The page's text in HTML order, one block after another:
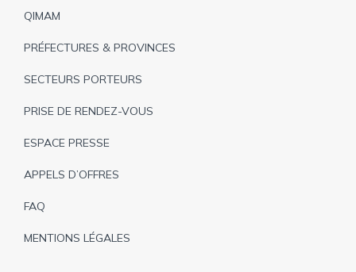
de
QIMAM
PRÉFECTURES & PROVINCES
SECTEURS PORTEURS
PRISE DE RENDEZ-VOUS
ESPACE PRESSE
APPELS D’OFFRES
FAQ
MENTIONS LÉGALES